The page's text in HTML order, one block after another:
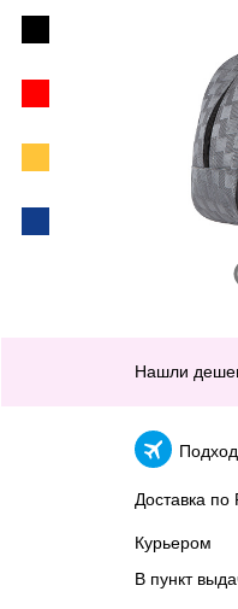
Нашли
Доставка по
Курьером
В пункт